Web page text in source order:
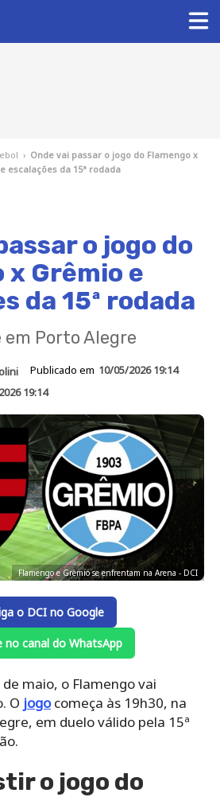
› Onde vai passar o jogo do Flamengo x
escalações da 15ª rodada
o jogo do
x Grêmio e
da 15ª rodada
Porto Alegre
Publicado em 10/05/2026 19:14
19:14
Flamengo e Grêmio se enfrentam na Arena - DCI
o DCI no Google
no canal do WhatsApp
maio, o Flamengo vai
O jogocomeça às 19h30, na
em duelo válido pela 15ª
o jogo do